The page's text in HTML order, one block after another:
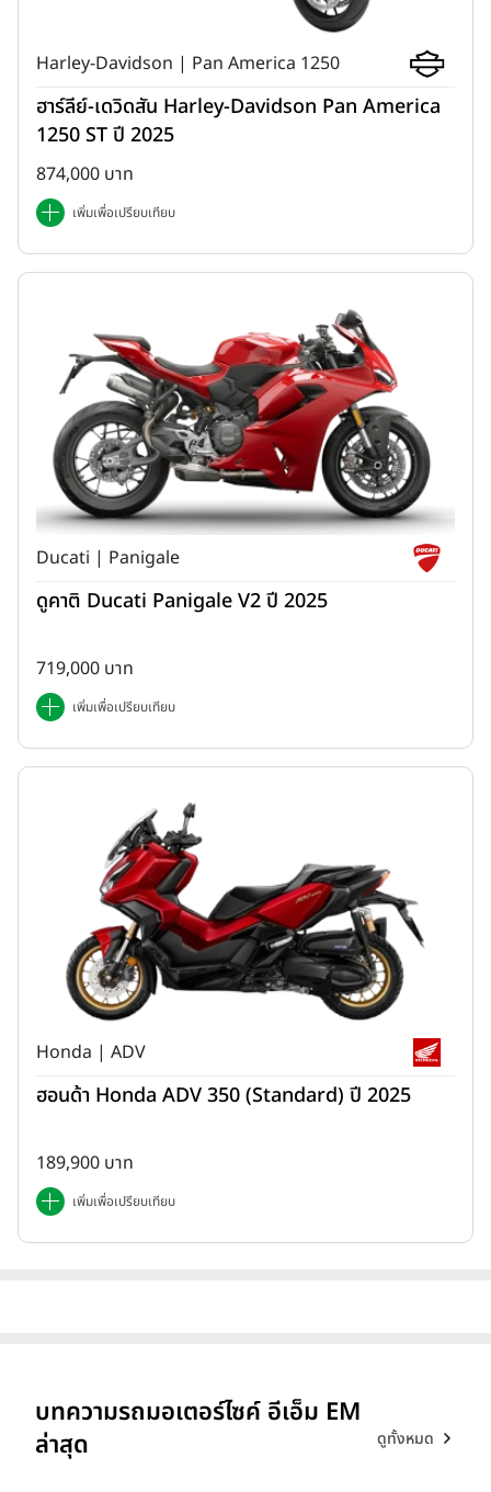
Harley-Davidson | Pan America 1250
ฮาร์ลีย์-เดวิดสัน Harley-Davidson Pan America
1250 ST ปี 2025
874,000 บาท
เพิ่มเพื่อเปรียบเทียบ
Ducati | Panigale
ดูคาติ Ducati Panigale V2 ปี 2025
719,000 บาท
เพิ่มเพื่อเปรียบเทียบ
Honda | ADV
ฮอนด้า Honda ADV 350 (Standard) ปี 2025
189,900 บาท
เพิ่มเพื่อเปรียบเทียบ
บทความรถมอเตอร์ไซค์ อีเอ็ม EM
ล่าสุด
ดูทั้งหมด